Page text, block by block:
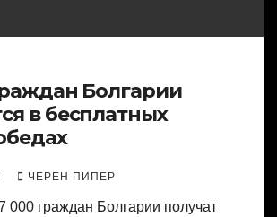
Болгарии
в бесплатных
ЧЕРЕН ПИПЕР
000 граждан Болгарии получат